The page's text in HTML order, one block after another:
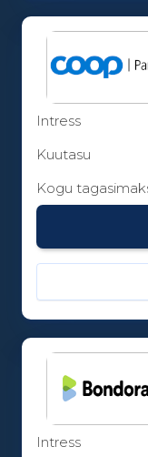
Laenuperiood:
Intress
Kuutasu
Kogu
Laenuperiood:
Intress